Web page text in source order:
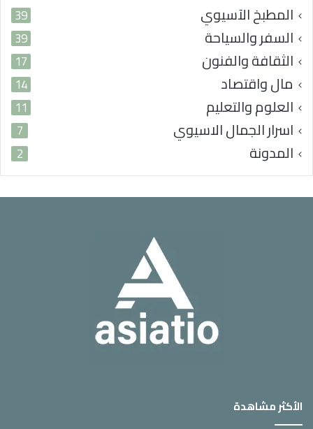
المطبخ الآسيوي 39
السفر والسياحة 39
الثقافة والفنون 17
مال واقتصاد 14
العلوم والتعليم 11
اسرار الجمال الاسيوي 7
المدونة 2
الأكثر مشاهدة